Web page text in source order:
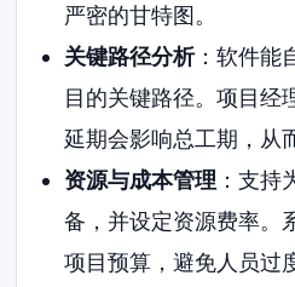
严密的甘特图。
关键路径分析：软件能
目的关键路径。项目经
延期会影响总工期，从
资源与成本管理 ：支持
备，并设定资源费率。
项目预算，避免人员过